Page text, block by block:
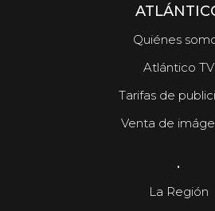
Quiénes
Atlántico TV
Tarifas de
Venta de
.
La Región